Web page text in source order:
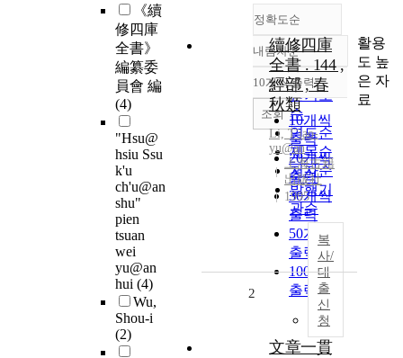
《續
修四庫
全書》
編纂委
員會 編
(4)
"Hsu@
hsiu Ssu
k'u
ch'u@an
shu"
pien
tsuan
wei
yu@an
hui (4)
Wu,
Shou-i
(2)
정확도순
정확도
순
인기도
순
연도순
제목순
저자순
발행기
관순
내림차순
내림차순
10개씩 출력
10개씩
출력
20개씩
출력
30개씩
출력
50개씩
출력
100개씩
출력
조회
續修四庫
全書 . 144 ,
經部 , 春
秋類
Li, T'iao-
yu@an
上海古籍
出版社
1995
복
사/
대
출
신
청
2
文章一貫
활용
도 높
은 자
료